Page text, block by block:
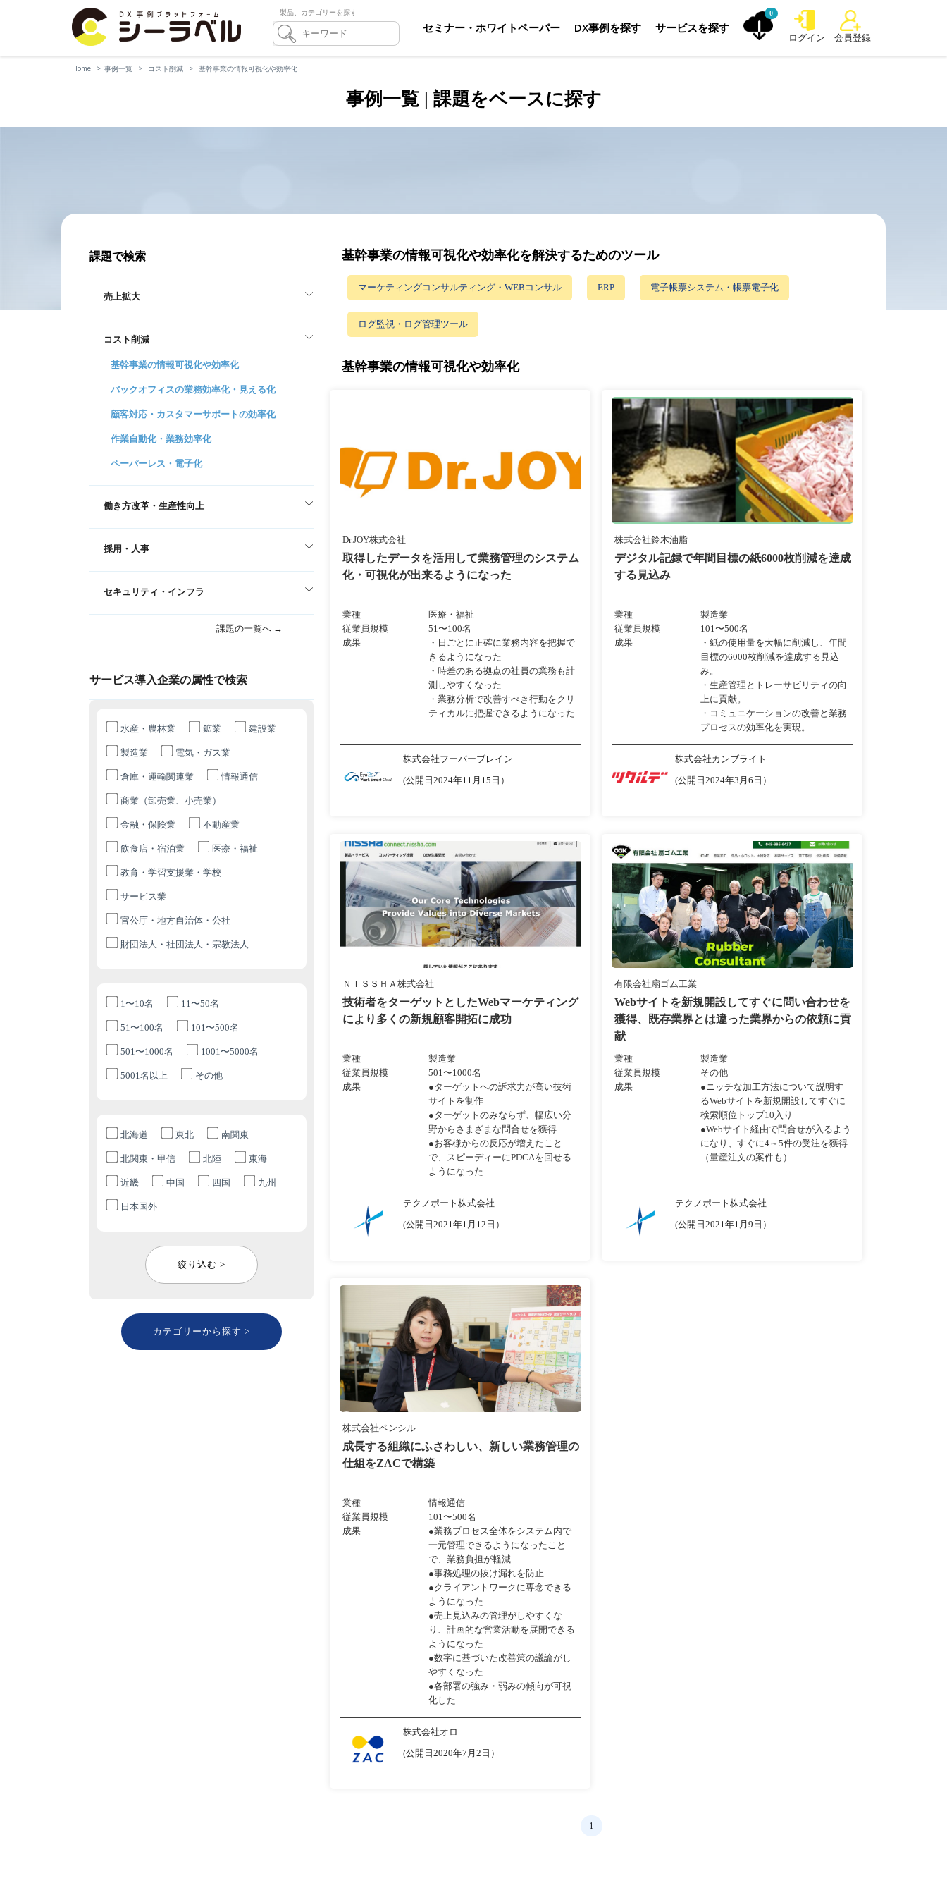
製品、カテゴリーを探す
セミナー・ホワイトペーパー DX事例を探す サービスを探す
0
ログイン 会員登録
Home 事例一覧 コスト削減 基幹事業の情報可視化や効率化
事例一覧 | 課題をベースに探す
課題で検索
売上拡大
コスト削減
基幹事業の情報可視化や効率化
バックオフィスの業務効率化・見える化
顧客対応・カスタマーサポートの効率化
作業自動化・業務効率化
ペーパーレス・電子化
働き方改革・生産性向上
採用・人事
セキュリティ・インフラ
課題の一覧へ →
サービス導入企業の属性で検索
水産・農林業 鉱業 建設業
製造業 電気・ガス業
倉庫・運輸関連業 情報通信
商業（卸売業、小売業）
金融・保険業 不動産業
飲食店・宿泊業 医療・福祉
教育・学習支援業・学校
サービス業
官公庁・地方自治体・公社
財団法人・社団法人・宗教法人
1〜10名 11〜50名
51〜100名 101〜500名
501〜1000名 1001〜5000名
5001名以上 その他
北海道 東北 南関東
北関東・甲信 北陸 東海
近畿 中国 四国 九州
日本国外
絞り込む >
カテゴリーから探す >
基幹事業の情報可視化や効率化を解決するためのツール
マーケティングコンサルティング・WEBコンサル ERP 電子帳票システム・帳票電子化
ログ監視・ログ管理ツール
基幹事業の情報可視化や効率化
Dr.JOY株式会社
取得したデータを活用して業務管理のシステム
化・可視化が出来るようになった
業種
医療・福祉
従業員規模
51〜100名
成果
・日ごとに正確に業務内容を把握で
きるようになった
・時差のある拠点の社員の業務も計
測しやすくなった
・業務分析で改善すべき行動をクリ
ティカルに把握できるようになった
株式会社フーバーブレイン
(公開日2024年11月15日）
株式会社鈴木油脂
デジタル記録で年間目標の紙6000枚削減を達成
する見込み
業種
製造業
従業員規模
101〜500名
成果
・紙の使用量を大幅に削減し、年間
目標の6000枚削減を達成する見込
み。
・生産管理とトレーサビリティの向
上に貢献。
・コミュニケーションの改善と業務
プロセスの効率化を実現。
株式会社カンブライト
(公開日2024年3月6日）
ＮＩＳＳＨＡ株式会社
技術者をターゲットとしたWebマーケティング
により多くの新規顧客開拓に成功
業種
製造業
従業員規模
501〜1000名
成果
●ターゲットへの訴求力が高い技術
サイトを制作
●ターゲットのみならず、幅広い分
野からさまざまな問合せを獲得
●お客様からの反応が増えたこと
で、スピーディーにPDCAを回せる
ようになった
テクノポート株式会社
(公開日2021年1月12日）
有限会社扇ゴム工業
Webサイトを新規開設してすぐに問い合わせを
獲得、既存業界とは違った業界からの依頼に貢
献
業種
製造業
従業員規模
その他
成果
●ニッチな加工方法について説明す
るWebサイトを新規開設してすぐに
検索順位トップ10入り
●Webサイト経由で問合せが入るよう
になり、すぐに4～5件の受注を獲得
（量産注文の案件も）
テクノポート株式会社
(公開日2021年1月9日）
株式会社ペンシル
成長する組織にふさわしい、新しい業務管理の
仕組をZACで構築
業種
情報通信
従業員規模
101〜500名
成果
●業務プロセス全体をシステム内で
一元管理できるようになったこと
で、業務負担が軽減
●事務処理の抜け漏れを防止
●クライアントワークに専念できる
ようになった
●売上見込みの管理がしやすくな
り、計画的な営業活動を展開できる
ようになった
●数字に基づいた改善策の議論がし
やすくなった
●各部署の強み・弱みの傾向が可視
化した
株式会社オロ
(公開日2020年7月2日）
1